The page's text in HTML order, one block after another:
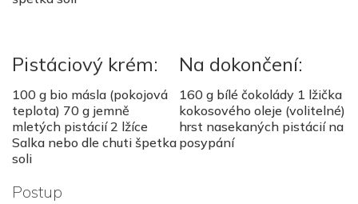
Pistáciový krém:
100 g bio másla (pokojová
teplota) 70 g jemně
mletých pistácií 2 lžíce
Salka nebo dle chuti špetka
soli
Na dokončení:
160 g bílé čokolády 1 lžička
kokosového oleje (volitelné)
hrst nasekaných pistácií na
posypání
Postup